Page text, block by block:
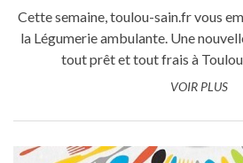
Cette semaine, toulou-sain.fr vous
la Légumerie ambulante. Une
tout prêt et tout frais à
VOIR PLUS